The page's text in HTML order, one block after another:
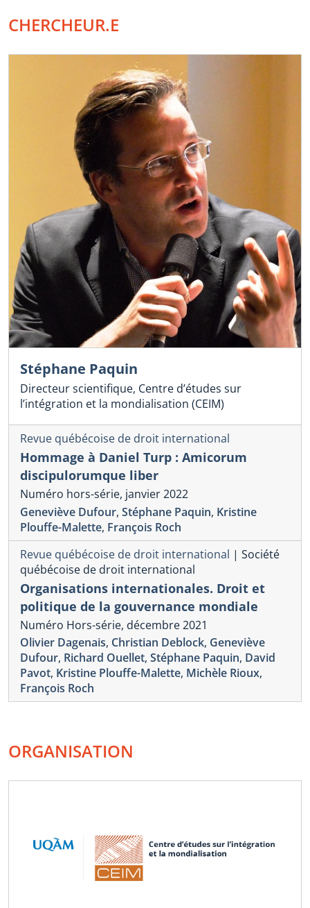
CHERCHEUR.E
Stéphane Paquin
Directeur scientifique, Centre d’études sur
l’intégration et la mondialisation (CEIM)
Revue québécoise de droit international
Hommage à Daniel Turp : Amicorum
discipulorumque liber
Numéro hors-série, janvier 2022
Geneviève Dufour, Stéphane Paquin, Kristine
Plouffe-Malette, François Roch
Revue québécoise de droit international | Société
québécoise de droit international
Organisations internationales. Droit et
politique de la gouvernance mondiale
Numéro Hors-série, décembre 2021
Olivier Dagenais, Christian Deblock, Geneviève
Dufour, Richard Ouellet, Stéphane Paquin, David
Pavot, Kristine Plouffe-Malette, Michèle Rioux,
François Roch
ORGANISATION